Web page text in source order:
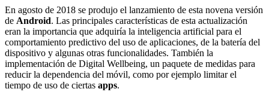
En agosto de 2018 se produjo el lanzamiento de esta novena versión
de Android. Las principales características de esta actualización
eran la importancia que adquiría la inteligencia artificial para el
comportamiento predictivo del uso de aplicaciones, de la batería del
dispositivo y algunas otras funcionalidades. También la
implementación de Digital Wellbeing, un paquete de medidas para
reducir la dependencia del móvil, como por ejemplo limitar el
tiempo de uso de ciertas apps.